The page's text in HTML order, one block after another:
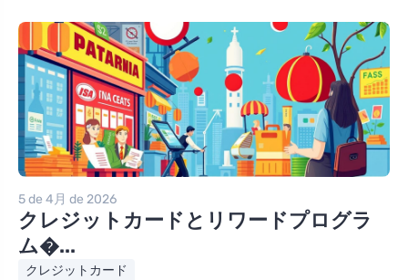
5 de 4月 de 2026
クレジットカードとリワードプログラ
ム�...
クレジットカード